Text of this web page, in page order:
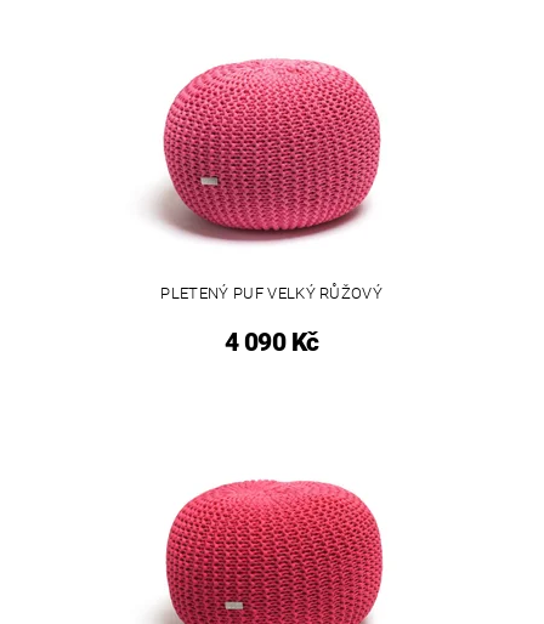
PLETENÝ PUF VELKÝ RŮŽOVÝ
4 090 Kč